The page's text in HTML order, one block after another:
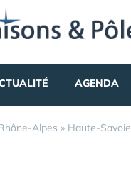
AGENDA
Alpes » Haute-Savoie